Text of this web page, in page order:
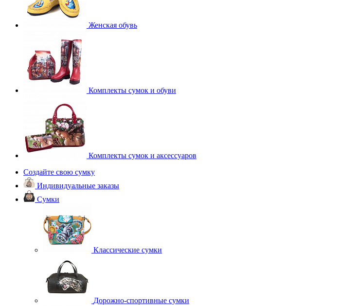
Женская обувь
Комплекты сумок и обуви
Комплекты сумок и аксессуаров
Создайте свою сумку
Индивидуальные заказы
Сумки
Классические сумки
Дорожно-спортивные сумки